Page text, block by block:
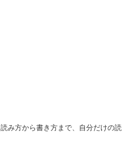
読み方から書き方まで、自分だけの読